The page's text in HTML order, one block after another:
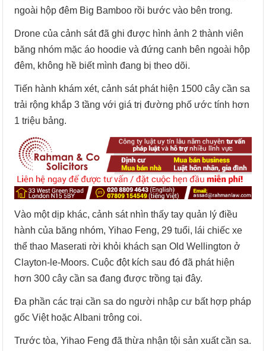
ngoài hộp đêm Big Bamboo rồi bước vào bên trong.
Drone của cảnh sát đã ghi được hình ảnh 2 thành viên
băng nhóm mặc áo hoodie và đứng canh bên ngoài hộp
đêm, không hề biết mình đang bị theo dõi.
Tiến hành khám xét, cảnh sát phát hiện 1500 cây cần sa
trải rộng khắp 3 tầng với giá trị đường phố ước tính hơn
1 triệu bảng.
Vào một dịp khác, cảnh sát nhìn thấy tay quản lý điều
hành của băng nhóm, Yihao Feng, 29 tuổi, lái chiếc xe
thể thao Maserati rời khỏi khách sạn Old Wellington ở
Clayton-le-Moors. Cuộc đột kích sau đó đã phát hiện
hơn 300 cây cần sa đang được trồng tại đây.
Đa phần các trại cần sa do người nhập cư bất hợp pháp
gốc Việt hoặc Albani trông coi.
Trước tòa, Yihao Feng đã thừa nhận tội sản xuất cần sa.